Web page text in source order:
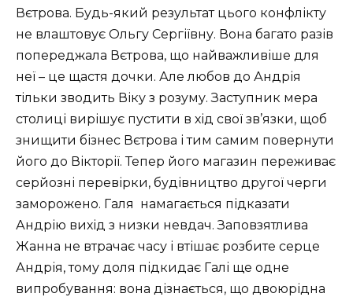
Вєтрова. Будь-який результат цього конфлікту
не влаштовує Ольгу Сергіївну. Вона багато разів
попереджала Вєтрова, що найважливіше для
неї – це щастя дочки. Але любов до Андрія
тільки зводить Віку з розуму. Заступник мера
столиці вирішує пустити в хід свої зв’язки, щоб
знищити бізнес Вєтрова і тим самим повернути
його до Вікторії. Тепер його магазин переживає
серйозні перевірки, будівництво другої черги
заморожено. Галя намагається підказати
Андрію вихід з низки невдач. Заповзятлива
Жанна не втрачає часу і втішає розбите серце
Андрія, тому доля підкидає Галі ще одне
випробування: вона дізнається, що двоюрідна